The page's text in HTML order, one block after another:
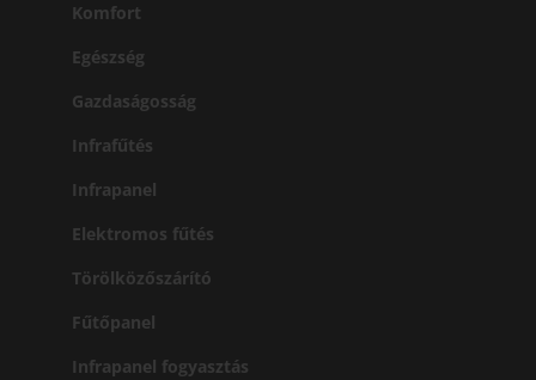
Komfort
Egészség
Gazdaságosság
Infrafűtés
Infrapanel
Elektromos fűtés
Törölközőszárító
Fűtőpanel
Infrapanel fogyasztás